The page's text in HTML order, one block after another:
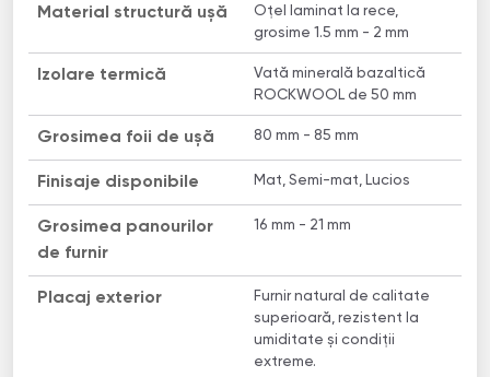
Material structură ușă
Oțel laminat la rece,
grosime 1.5 mm - 2 mm
Izolare termică
Vată minerală bazaltică
ROCKWOOL de 50 mm
Grosimea foii de ușă 80 mm - 85 mm
Finisaje disponibile Mat, Semi-mat, Lucios
Grosimea panourilor
de furnir
16 mm - 21 mm
Placaj exterior
Furnir natural de calitate
superioară, rezistent la
umiditate și condiții
extreme.